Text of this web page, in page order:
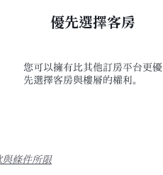
​優先選擇客房
您可以擁有比其他訂房平台更優
先選擇客房與樓層的權利。
與條件所限